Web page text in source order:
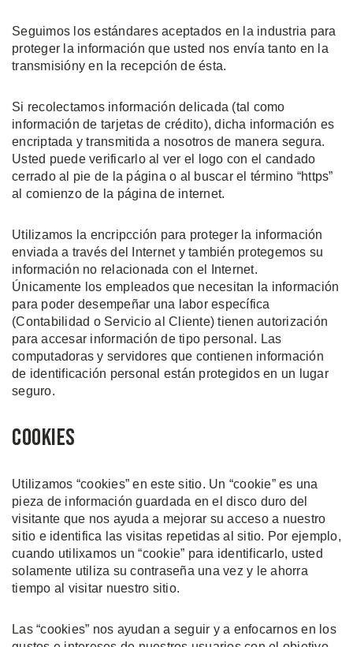
Seguimos los estándares aceptados en la industria para
proteger la información que usted nos envía tanto en la
transmisióny en la recepción de ésta.
Si recolectamos información delicada (tal como
información de tarjetas de crédito), dicha información es
encriptada y transmitida a nosotros de manera segura.
Usted puede verificarlo al ver el logo con el candado
cerrado al pie de la página o al buscar el término “https”
al comienzo de la página de internet.
Utilizamos la encripcción para proteger la información
enviada a través del Internet y también protegemos su
información no relacionada con el Internet.
Únicamente los empleados que necesitan la información
para poder desempeñar una labor específica
(Contabilidad o Servicio al Cliente) tienen autorización
para accesar información de tipo personal. Las
computadoras y servidores que contienen información
de identificación personal están protegidos en un lugar
seguro.
Cookies
Utilizamos “cookies” en este sitio. Un “cookie” es una
pieza de información guardada en el disco duro del
visitante que nos ayuda a mejorar su acceso a nuestro
sitio e identifica las visitas repetidas al sitio. Por ejemplo,
cuando utilixamos un “cookie” para identificarlo, usted
solamente utiliza su contraseña una vez y le ahorra
tiempo al visitar nuestro sitio.
Las “cookies” nos ayudan a seguir y a enfocarnos en los